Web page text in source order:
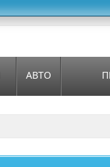
АВТО